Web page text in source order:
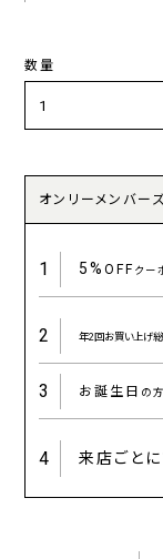
数量
オンリーメンバー
1 5%OFFクー
2 年2回お買い上げ
3 お誕生日 の
4 来店ごとに